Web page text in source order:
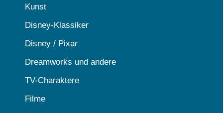
Kunst
Disney-Klassiker
Disney / Pixar
Dreamworks und andere
TV-Charaktere
Filme